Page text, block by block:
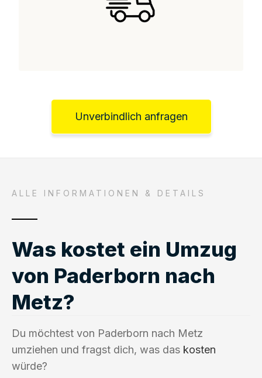
Unverbindlich anfragen
ALLE INFORMATIONEN & DETAILS
Was kostet ein Umzug
von Paderborn nach
Metz?
Du möchtest von Paderborn nach Metz
umziehen und fragst dich, was das kosten
würde?